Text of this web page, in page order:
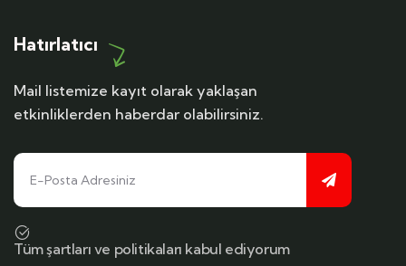
Hatırlatıcı
Mail listemize kayıt olarak yaklaşan
etkinliklerden haberdar olabilirsiniz.
Tüm şartları ve politikaları kabul ediyorum